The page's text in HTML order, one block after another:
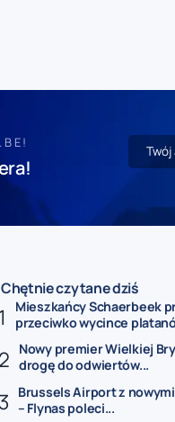
Chętnie czytane dziś
Mieszkańcy Schaerbeek
przeciwko wycince
Nowy premier Wielkiej
drogę do odwiertów...
Brussels Airport z
– Flynas poleci...